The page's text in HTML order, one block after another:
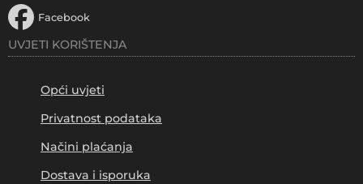
Facebook
UVJETI KORIŠTENJA
Opći uvjeti
Privatnost podataka
Načini plaćanja
Dostava i isporuka